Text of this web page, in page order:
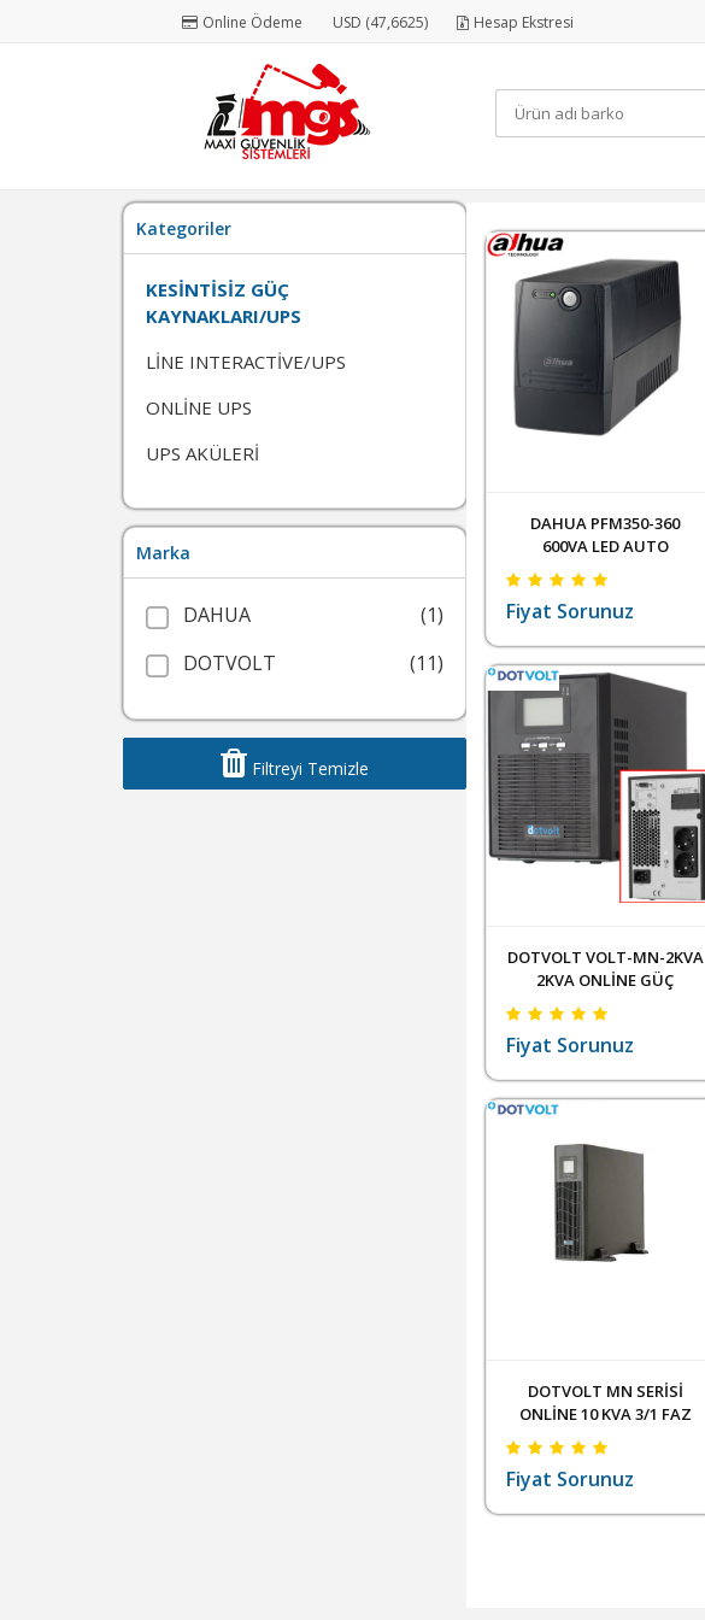
Online Ödeme USD (47,6625) Hesap Ekstresi
Kategoriler
KESİNTİSİZ GÜÇ
KAYNAKLARI/UPS
LİNE INTERACTİVE/UPS
ONLİNE UPS
UPS AKÜLERİ
Marka
DAHUA
(1)
DOTVOLT
(11)
Filtreyi Temizle
DAHUA PFM350-360
600VA LED AUTO
RESTART LINE
INTERACTIVE GÜÇ
KAYNAĞI-UPS 1x7AH-15
Fiyat Sorunuz
DOTVOLT VOLT-MN-2KVA
2KVA ONLİNE GÜÇ
KAYNAĞI-UPS LCD 1/1
FAZ 4x7AH 5-15 DAK
Fiyat Sorunuz
DOTVOLT MN SERİSİ
ONLİNE 10 KVA 3/1 FAZ
(16X 9AH)
Fiyat Sorunuz